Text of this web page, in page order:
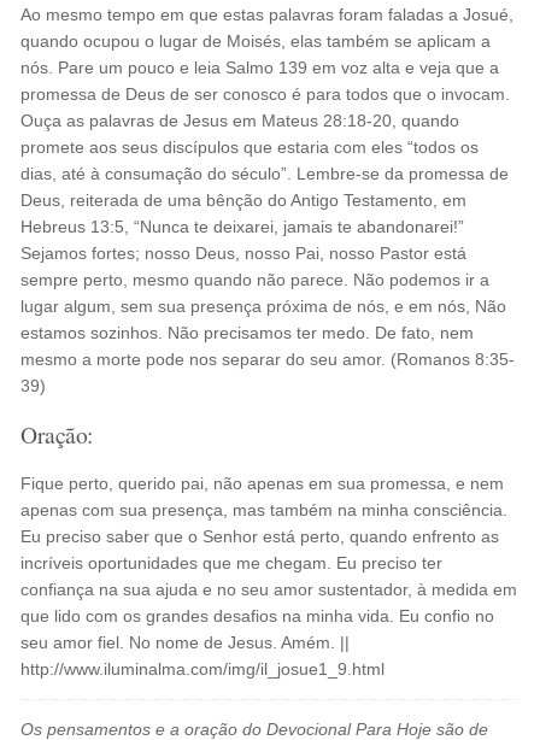
Ao mesmo tempo em que estas palavras foram faladas a Josué,
quando ocupou o lugar de Moisés, elas também se aplicam a
nós. Pare um pouco e leia Salmo 139 em voz alta e veja que a
promessa de Deus de ser conosco é para todos que o invocam.
Ouça as palavras de Jesus em Mateus 28:18-20, quando
promete aos seus discípulos que estaria com eles “todos os
dias, até à consumação do século”. Lembre-se da promessa de
Deus, reiterada de uma bênção do Antigo Testamento, em
Hebreus 13:5, “Nunca te deixarei, jamais te abandonarei!”
Sejamos fortes; nosso Deus, nosso Pai, nosso Pastor está
sempre perto, mesmo quando não parece. Não podemos ir a
lugar algum, sem sua presença próxima de nós, e em nós, Não
estamos sozinhos. Não precisamos ter medo. De fato, nem
mesmo a morte pode nos separar do seu amor. (Romanos 8:35-
39)
Oração:
Fique perto, querido pai, não apenas em sua promessa, e nem
apenas com sua presença, mas também na minha consciência.
Eu preciso saber que o Senhor está perto, quando enfrento as
incríveis oportunidades que me chegam. Eu preciso ter
confiança na sua ajuda e no seu amor sustentador, à medida em
que lido com os grandes desafios na minha vida. Eu confio no
seu amor fiel. No nome de Jesus. Amém. ||
http://www.iluminalma.com/img/il_josue1_9.html
Os pensamentos e a oração do Devocional Para Hoje são de